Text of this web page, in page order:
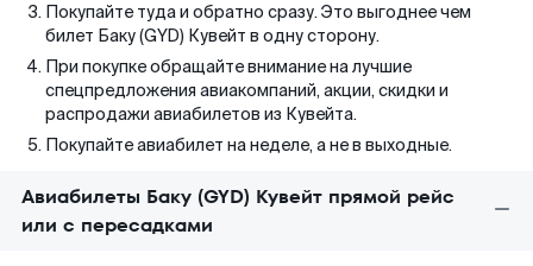
Покупайте туда и обратно сразу. Это выгоднее чем
билет Баку (GYD) Кувейт в одну сторону.
При покупке обращайте внимание на лучшие
спецпредложения авиакомпаний, акции, скидки и
распродажи авиабилетов из Кувейта.
Покупайте авиабилет на неделе, а не в выходные.
Авиабилеты Баку (GYD) Кувейт прямой рейс
или с пересадками